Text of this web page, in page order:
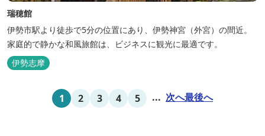
瑞穂館
伊勢市駅より徒歩で5分の位置にあり、伊勢神宮（外宮）の間近。
家庭的で静かな和風旅館は、ビジネスに観光に最適です。
伊勢志摩
1 2 3 4 5 ... 次へ最後へ